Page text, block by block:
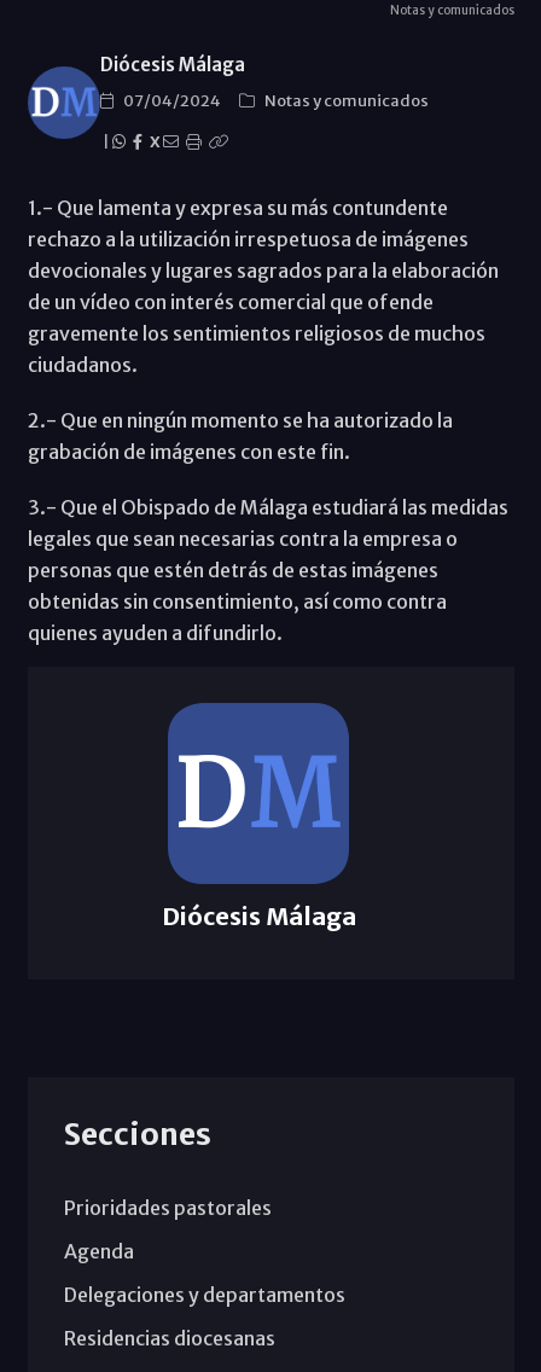
Notas y comunicados
Diócesis Málaga
07/04/2024
Notas y comunicados
X
1.- Que lamenta y expresa su más contundente
rechazo a la utilización irrespetuosa de imágenes
devocionales y lugares sagrados para la elaboración
de un vídeo con interés comercial que ofende
gravemente los sentimientos religiosos de muchos
ciudadanos.
2.- Que en ningún momento se ha autorizado la
grabación de imágenes con este fin.
3.- Que el Obispado de Málaga estudiará las medidas
legales que sean necesarias contra la empresa o
personas que estén detrás de estas imágenes
obtenidas sin consentimiento, así como contra
quienes ayuden a difundirlo.
Diócesis Málaga
Secciones
Prioridades pastorales
Agenda
Delegaciones y departamentos
Residencias diocesanas